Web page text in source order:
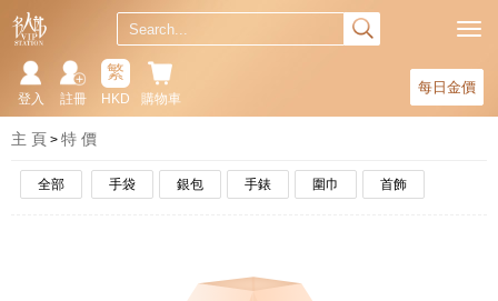
每日金價
購物車
繁
HKD
註冊
登入
主 頁 特 價
全部 手袋 銀包 手錶 圍巾 首飾